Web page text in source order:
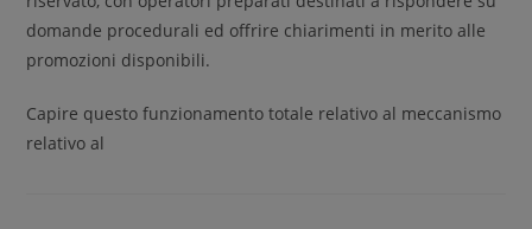
domande procedurali ed offrire chiarimenti in merito alle
promozioni disponibili.
Capire questo funzionamento totale relativo al meccanismo
relativo al